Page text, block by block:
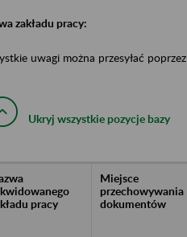
zakładu pracy:
uwagi można przesyłać poprzez
Ukryj wszystkie pozycje bazy
pracy
Miejsce
przechowywania
dokumentów